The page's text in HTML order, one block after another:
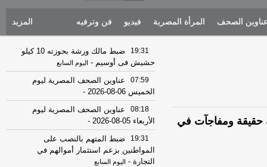
الصحف المرأة المصرية فيديو فن وترفيه المزيد
حقيقة ومفاجآت في
19:31
ضبط مالك ورشة بحوزته 10 كيلو
حشيش فى أوسيم - اليوم السابع
07:59
عناوين الصحف المصرية ليوم
الخميس 06-08-2026
-
08:18
عناوين الصحف المصرية ليوم
الأربعاء 05-08-2026
-
19:31
ضبط المتهم بالنصب على
المواطنين بزعم استثمار أموالهم في
التجارة - اليوم السابع